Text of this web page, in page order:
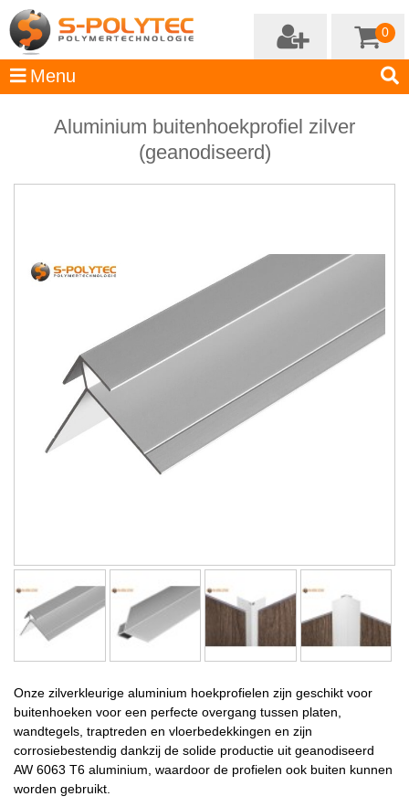
0
Aluminium buitenhoekprofiel zilver
(geanodiseerd)
Onze zilverkleurige aluminium hoekprofielen zijn geschikt voor
buitenhoeken voor een perfecte overgang tussen platen,
wandtegels, traptreden en vloerbedekkingen en zijn
corrosiebestendig dankzij de solide productie uit geanodiseerd
AW 6063 T6 aluminium, waardoor de profielen ook buiten kunnen
worden gebruikt.